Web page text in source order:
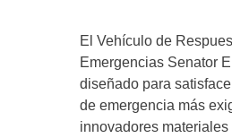
El Vehículo de
Emergencias Senator
diseñado para
de emergencia más
innovadores